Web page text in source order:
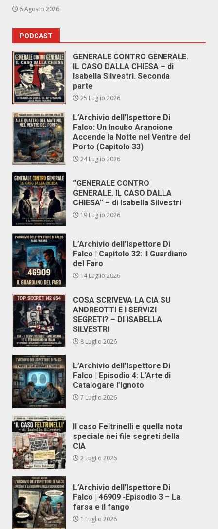
6 Agosto 2026
PODCAST
GENERALE CONTRO GENERALE.
IL CASO DALLA CHIESA – di
Isabella Silvestri. Seconda
parte
25 Luglio 2026
L’Archivio dell’Ispettore Di
Falco: Un Incubo Arancione
Accende la Notte nel Ventre del
Porto (Capitolo 33)
24 Luglio 2026
“GENERALE CONTRO
GENERALE. IL CASO DALLA
CHIESA” – di Isabella Silvestri
19 Luglio 2026
L’Archivio dell’Ispettore Di
Falco | Capitolo 32: Il Guardiano
del Faro
14 Luglio 2026
COSA SCRIVEVA LA CIA SU
ANDREOTTI E I SERVIZI
SEGRETI? – DI ISABELLA
SILVESTRI
8 Luglio 2026
L’Archivio dell’Ispettore Di
Falco | Episodio 4: L’Arte di
Catalogare l’Ignoto
7 Luglio 2026
Il caso Feltrinelli e quella nota
speciale nei file segreti della
CIA
2 Luglio 2026
L’Archivio dell’Ispettore Di
Falco | 46909 -Episodio 3 – La
farsa e il fango
1 Luglio 2026